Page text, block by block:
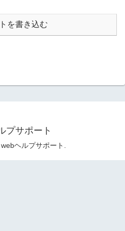
を書き込む
プサポート
ヘルプサポート.